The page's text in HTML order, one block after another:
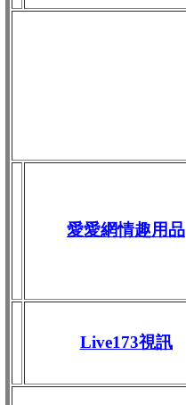
愛愛網情趣用品
Live173視訊